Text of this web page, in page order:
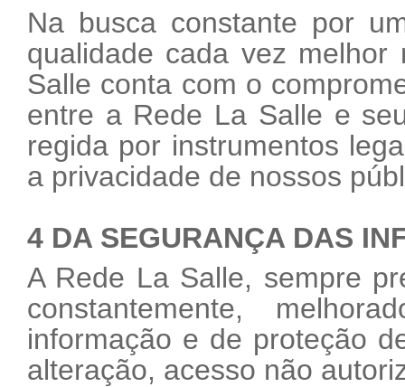
Na busca constante por
qualidade cada vez
Salle conta com o
entre a Rede La Salle e
regida por instrumentos
a privacidade de nossos
4 DA SEGURANÇA DAS
A Rede La Salle, sempre
constantemente,
informação e de proteção
alteração, acesso não